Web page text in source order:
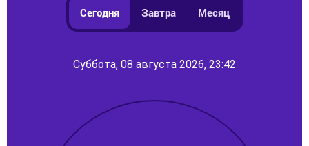
Сегодня Завтра Месяц
Суббота, 08 августа 2026, 23:42